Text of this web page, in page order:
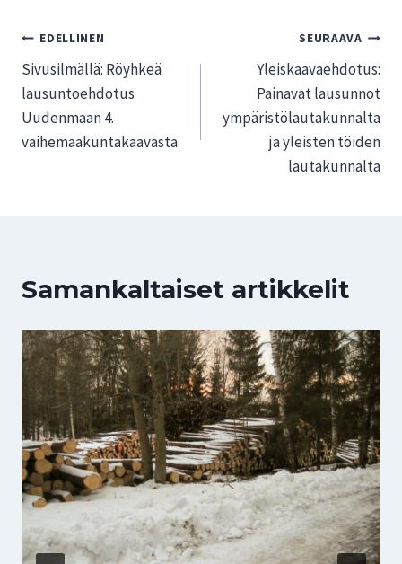
Artikkelien
selaus
EDELLINEN
Sivusilmällä: Röyhkeä
lausuntoehdotus
Uudenmaan 4.
vaihemaakuntakaavasta
SEURAAVA
Yleiskaavaehdotus:
Painavat lausunnot
ympäristölautakunnalta
ja yleisten töiden
lautakunnalta
Samankaltaiset artikkelit